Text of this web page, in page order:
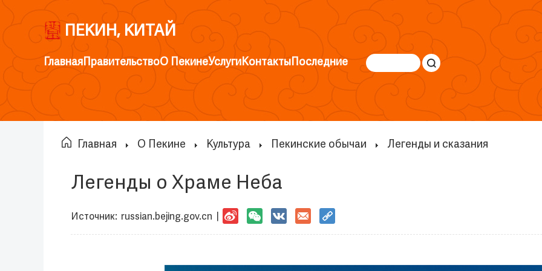
ПЕКИН, КИТАЙ
ГлавнаяПравительствоО ПекинеУслугиКонтактыПоследние
Главная О Пекине Культура Пекинские обычаи Легенды и сказания
Легенды о Храме Неба
Источник: russian.bejing.gov.cn